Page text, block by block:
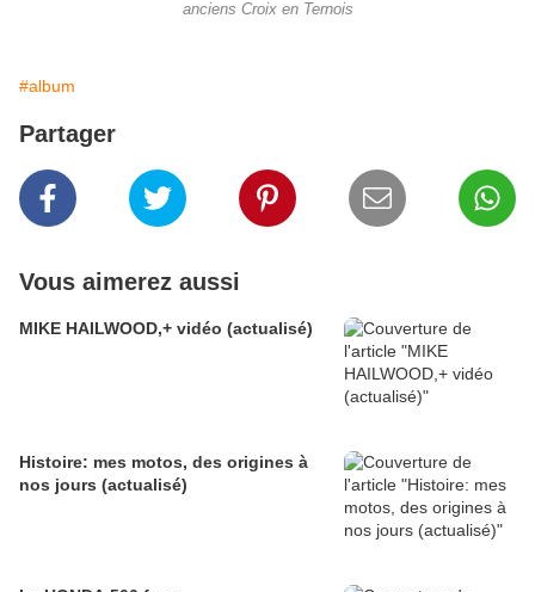
anciens Croix en Ternois
#album
Partager
Vous aimerez aussi
MIKE HAILWOOD,+ vidéo (actualisé)
Histoire: mes motos, des origines à
nos jours (actualisé)